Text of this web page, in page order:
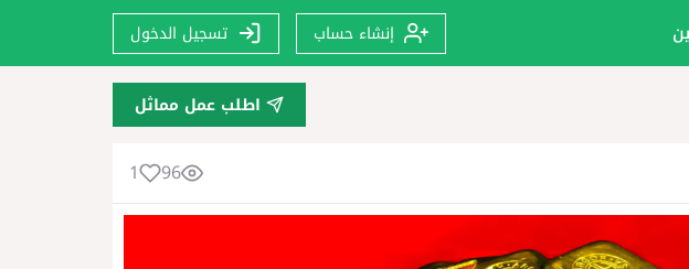
إنشاء حساب تسجيل الدخول
اطلب عمل مماثل
96
1